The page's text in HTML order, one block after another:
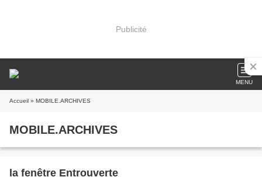
Publicité
MENU
Accueil » MOBILE.ARCHIVES
MOBILE.ARCHIVES
la fenêtre Entrouverte